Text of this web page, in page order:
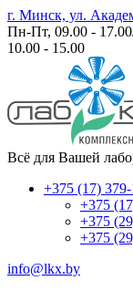
г. Минск, ул.
Пн-Пт, 09.00 -
10.00 - 15.00
Всё для Вашей
+375 (17)
+375
+375
+375
info@lkx.by